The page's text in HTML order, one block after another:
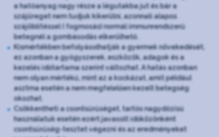
a hatóanyag nagy része a légutakba jut és bár a
szájüreget nem tudjuk kikerülni, azonnali alapos
szájöblítéssel ( fogmosás) normál immunrendszerű
betegnél a gombásodás elkerülhető.
Kismértékben befolyásolhatják a gyermek növekedését,
ez azonban a gyógyszerek, eszközök, adagok és a
kezelés időtartama szerint változhat. A hatás azonban
nem olyan mértékű, mint az a kockázat, amit például
asztma esetén a nem megfelelően kezelt betegség
okozhat.
Csökkentheti a csontsűrűséget, tartós nagydózisú
használatuk esetén ezért javasolt időközönként
csontsűrűség-tesztet végezni és az eredményeket